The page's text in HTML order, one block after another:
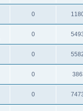
0
0
0
0
0